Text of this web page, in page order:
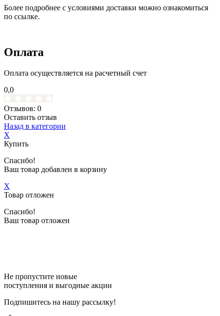
Более подробнее с условиями доставки можно ознакомиться
по ссылке.
Оплата
Оплата осуществляется на расчетный счет
0,0
Отзывов: 0
Оставить отзыв
Назад в категории
X
Купить
Спасибо!
Ваш товар добавлен в корзину
X
Товар отложен
Спасибо!
Ваш товар отложен
Не пропустите новые
поступления и выгодные акции
Подпишитесь на нашу рассылку!